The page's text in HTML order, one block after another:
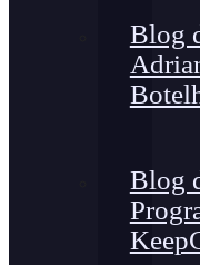
Blog
Blog